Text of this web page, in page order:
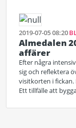
2019-07-05 08:20
Almedalen
affärer
Efter några
sig och reflektera
visitkorten i fickan.
Ett tillfälle att